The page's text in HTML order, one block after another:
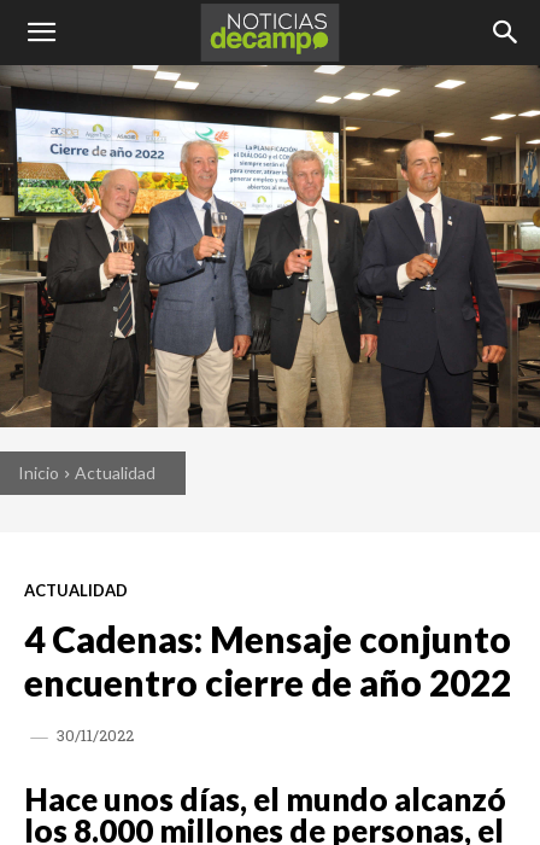
Inicio Actualidad
ACTUALIDAD
4 Cadenas: Mensaje conjunto
encuentro cierre de año 2022
30/11/2022
Hace unos días, el mundo alcanzó
los 8.000 millones de personas, el